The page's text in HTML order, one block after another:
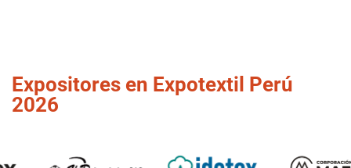
Expositores en Expotextil Perú
2026